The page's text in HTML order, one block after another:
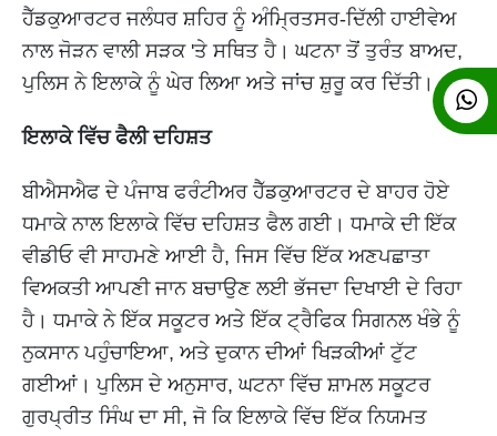
ਹੈੱਡਕੁਆਰਟਰ ਜਲੰਧਰ ਸ਼ਹਿਰ ਨੂੰ ਅੰਮ੍ਰਿਤਸਰ-ਦਿੱਲੀ ਹਾਈਵੇਅ
ਨਾਲ ਜੋੜਨ ਵਾਲੀ ਸੜਕ 'ਤੇ ਸਥਿਤ ਹੈ। ਘਟਨਾ ਤੋਂ ਤੁਰੰਤ ਬਾਅਦ,
ਪੁਲਿਸ ਨੇ ਇਲਾਕੇ ਨੂੰ ਘੇਰ ਲਿਆ ਅਤੇ ਜਾਂਚ ਸ਼ੁਰੂ ਕਰ ਦਿੱਤੀ।
ਇਲਾਕੇ ਵਿੱਚ ਫੈਲੀ ਦਹਿਸ਼ਤ
ਬੀਐਸਐਫ ਦੇ ਪੰਜਾਬ ਫਰੰਟੀਅਰ ਹੈੱਡਕੁਆਰਟਰ ਦੇ ਬਾਹਰ ਹੋਏ
ਧਮਾਕੇ ਨਾਲ ਇਲਾਕੇ ਵਿੱਚ ਦਹਿਸ਼ਤ ਫੈਲ ਗਈ। ਧਮਾਕੇ ਦੀ ਇੱਕ
ਵੀਡੀਓ ਵੀ ਸਾਹਮਣੇ ਆਈ ਹੈ, ਜਿਸ ਵਿੱਚ ਇੱਕ ਅਣਪਛਾਤਾ
ਵਿਅਕਤੀ ਆਪਣੀ ਜਾਨ ਬਚਾਉਣ ਲਈ ਭੱਜਦਾ ਦਿਖਾਈ ਦੇ ਰਿਹਾ
ਹੈ। ਧਮਾਕੇ ਨੇ ਇੱਕ ਸਕੂਟਰ ਅਤੇ ਇੱਕ ਟ੍ਰੈਫਿਕ ਸਿਗਨਲ ਖੰਭੇ ਨੂੰ
ਨੁਕਸਾਨ ਪਹੁੰਚਾਇਆ, ਅਤੇ ਦੁਕਾਨ ਦੀਆਂ ਖਿੜਕੀਆਂ ਟੁੱਟ
ਗਈਆਂ। ਪੁਲਿਸ ਦੇ ਅਨੁਸਾਰ, ਘਟਨਾ ਵਿੱਚ ਸ਼ਾਮਲ ਸਕੂਟਰ
ਗੁਰਪ੍ਰੀਤ ਸਿੰਘ ਦਾ ਸੀ, ਜੋ ਕਿ ਇਲਾਕੇ ਵਿੱਚ ਇੱਕ ਨਿਯਮਤ